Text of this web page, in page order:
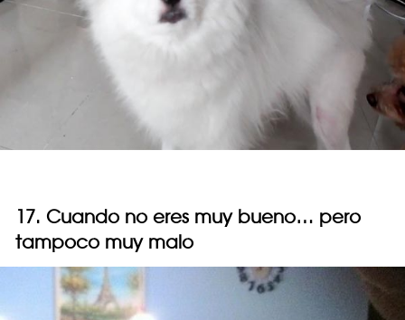
17. Cuando no eres muy bueno… pero
tampoco muy malo